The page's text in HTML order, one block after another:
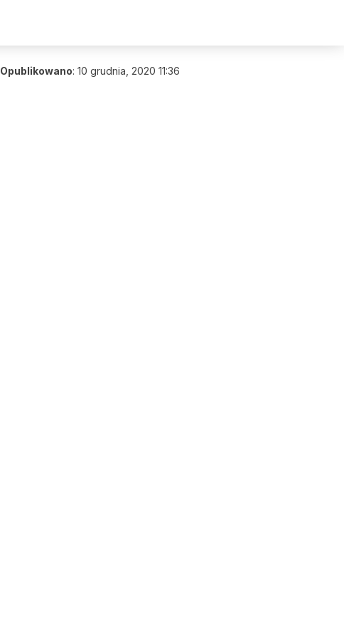
Opublikowano: 10 grudnia, 2020 11:36